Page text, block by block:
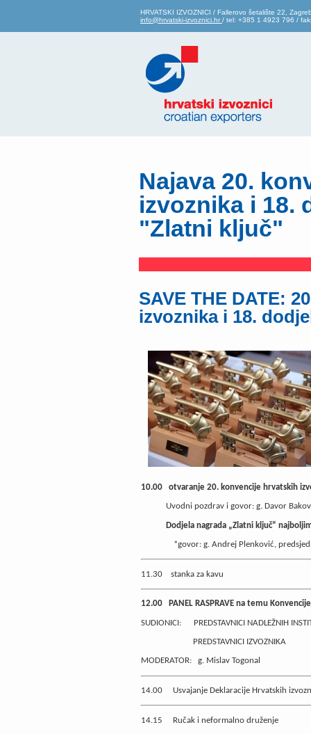
HRVATSKI IZVOZNICI / Fallerovo šetalište 22,
info@hrvatski-izvoznici.hr / tel: +385 1 4923 796 /
Najava 20.
izvoznika i 18.
"Zlatni ključ"
SAVE THE DATE:
izvoznika i 18.
10.00 otvaranje 20. konvencije hrvatskih
Uvodni pozdrav i govor: g. Davor
Dodjela nagrada „Zlatni ključ“
*govor: g. Andrej Plenković,
11.30 stanka za kavu
12.00 PANEL RASPRAVE na temu Konvencije
SUDIONICI: PREDSTAVNICI NADLEŽNIH
PREDSTAVNICI IZVOZNIKA
MODERATOR: g. Mislav Togonal
14.00 Usvajanje Deklaracije Hrvatskih
14.15 Ručak i neformalno druženje